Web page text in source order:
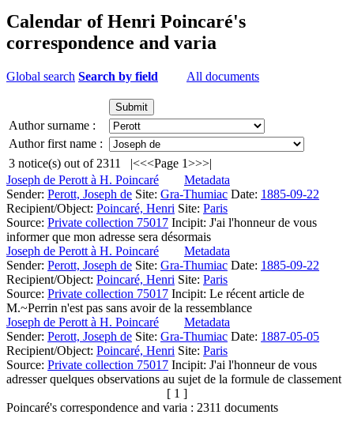
Calendar of Henri Poincaré's
correspondence and varia
Global search Search by field All documents
Author surname :
Author first name :
3 notice(s) out of 2311 |<<<Page 1>>>|
Joseph de Perott à H. Poincaré
Metadata
Sender: Perott, Joseph de Site: Gra-Thumiac Date: 1885-09-22
Recipient/Object: Poincaré, Henri Site: Paris
Source: Private collection 75017 Incipit: J'ai l'honneur de vous
informer que mon adresse sera désormais
Joseph de Perott à H. Poincaré
Metadata
Sender: Perott, Joseph de Site: Gra-Thumiac Date: 1885-09-22
Recipient/Object: Poincaré, Henri Site: Paris
Source: Private collection 75017 Incipit: Le récent article de
M.~Perrin n'est pas sans avoir de la ressemblance
Joseph de Perott à H. Poincaré
Metadata
Sender: Perott, Joseph de Site: Gra-Thumiac Date: 1887-05-05
Recipient/Object: Poincaré, Henri Site: Paris
Source: Private collection 75017 Incipit: J'ai l'honneur de vous
adresser quelques observations au sujet de la formule de classement
[ 1 ]
Poincaré's correspondence and varia : 2311 documents